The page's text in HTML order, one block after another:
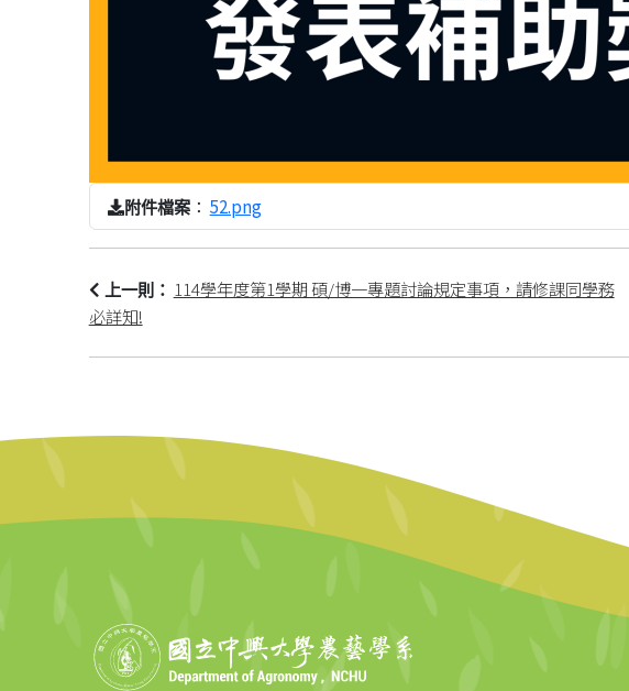
附件檔案： 52.png
上一則：
114學年度第1學期 碩/博一專題討論規定事項，請修課同學務
必詳知!